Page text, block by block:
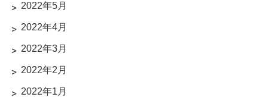
2022年5月
2022年4月
2022年3月
2022年2月
2022年1月